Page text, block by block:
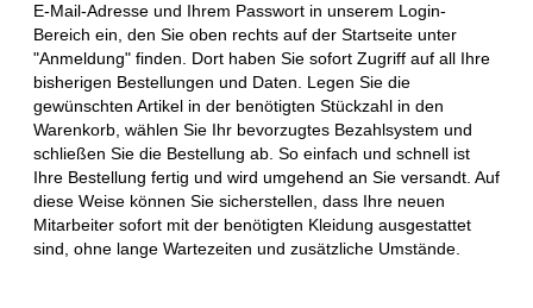
E-Mail-Adresse und Ihrem Passwort in unserem Login-
Bereich ein, den Sie oben rechts auf der Startseite unter
"Anmeldung" finden. Dort haben Sie sofort Zugriff auf all Ihre
bisherigen Bestellungen und Daten. Legen Sie die
gewünschten Artikel in der benötigten Stückzahl in den
Warenkorb, wählen Sie Ihr bevorzugtes Bezahlsystem und
schließen Sie die Bestellung ab. So einfach und schnell ist
Ihre Bestellung fertig und wird umgehend an Sie versandt. Auf
diese Weise können Sie sicherstellen, dass Ihre neuen
Mitarbeiter sofort mit der benötigten Kleidung ausgestattet
sind, ohne lange Wartezeiten und zusätzliche Umstände.